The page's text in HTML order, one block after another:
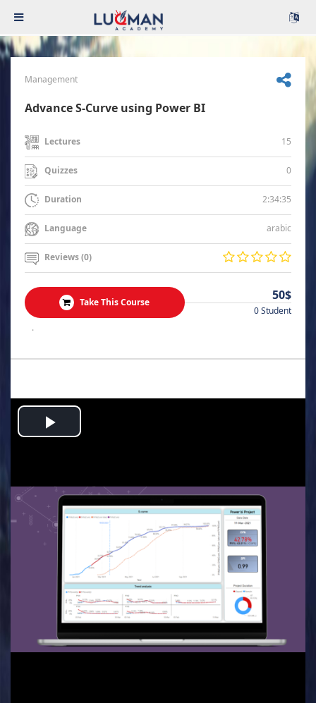
Management
Advance S-Curve using Power BI
Lectures 15
Quizzes 0
Duration 2:34:35
Language arabic
Reviews (0)
Take This Course 50$
0 Student
.
Play